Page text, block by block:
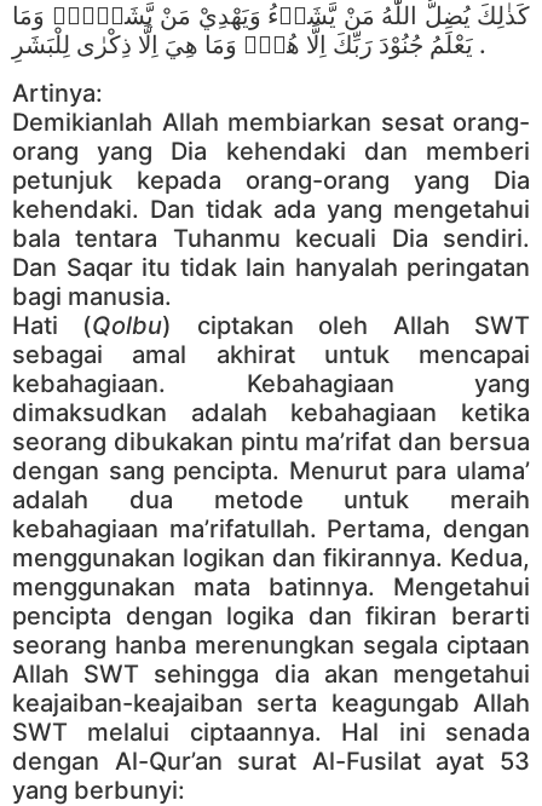
كَذٰلِكَ يُضِلُّ اللّٰهُ مَنْ يَّشَاۤءُ وَيَهْدِيْ مَنْ يَّشَاۤءُۗ وَمَا
يَعْلَمُ جُنُوْدَ رَبِّكَ اِلَّا هُوَۗ وَمَا هِيَ اِلَّا ذِكْرٰى لِلْبَشَرِ .
Artinya:
Demikianlah Allah membiarkan sesat orang-
orang yang Dia kehendaki dan memberi
petunjuk kepada orang-orang yang Dia
kehendaki. Dan tidak ada yang mengetahui
bala tentara Tuhanmu kecuali Dia sendiri.
Dan Saqar itu tidak lain hanyalah peringatan
bagi manusia.
Hati (Qolbu) ciptakan oleh Allah SWT
sebagai amal akhirat untuk mencapai
kebahagiaan. Kebahagiaan yang
dimaksudkan adalah kebahagiaan ketika
seorang dibukakan pintu ma’rifat dan bersua
dengan sang pencipta. Menurut para ulama’
adalah dua metode untuk meraih
kebahagiaan ma’rifatullah. Pertama, dengan
menggunakan logikan dan fikirannya. Kedua,
menggunakan mata batinnya. Mengetahui
pencipta dengan logika dan fikiran berarti
seorang hanba merenungkan segala ciptaan
Allah SWT sehingga dia akan mengetahui
keajaiban-keajaiban serta keagungab Allah
SWT melalui ciptaannya. Hal ini senada
dengan Al-Qur’an surat Al-Fusilat ayat 53
yang berbunyi: